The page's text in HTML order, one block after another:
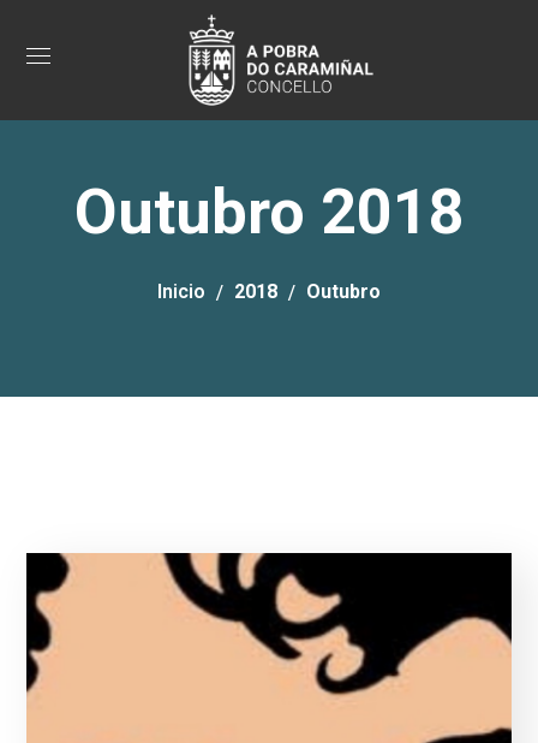
Outubro 2018
Inicio 2018 Outubro